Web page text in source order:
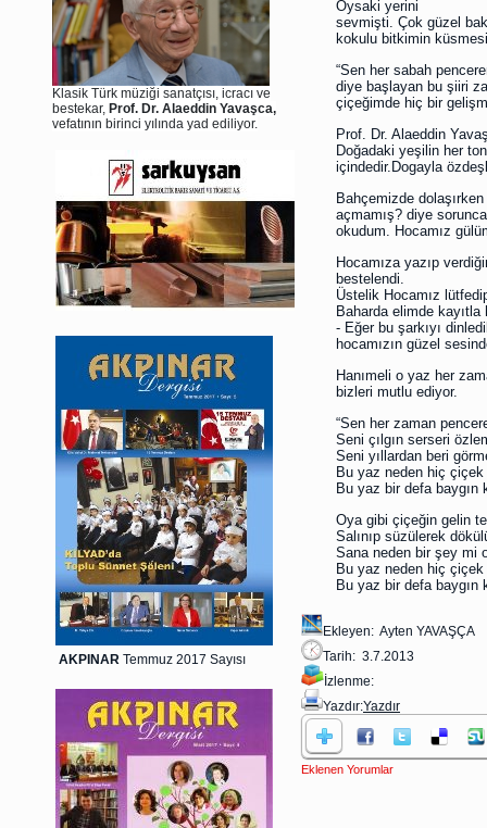
Klasik Türk müziği sanatçısı, icracı ve
bestekar, Prof. Dr. Alaeddin Yavaşca,
vefatının birinci yılında yad ediliyor.
AKPINAR Temmuz 2017 Sayısı
Oysaki yerini
sevmişti. Çok güzel
kokulu bitkimin
“Sen her sabah
diye başlayan bu şiiri
çiçeğimde hiç bir
Prof. Dr. Alaeddin
Doğadaki yeşilin her
içindedir.Dogayla
Bahçemizde
açmamış? diye
okudum. Hocamız
Hocamıza yazıp
bestelendi.
Üstelik Hocamız
Baharda elimde kayıtla
- Eğer bu şarkıyı
hocamızın güzel
Hanımeli o yaz her
bizleri mutlu ediyor.
“Sen her zaman
Seni çılgın serseri
Seni yıllardan beri
Bu yaz neden hiç çiçek
Bu yaz bir defa baygın
Oya gibi çiçeğin gelin
Salınıp süzülerek
Sana neden bir şey mi
Bu yaz neden hiç çiçek
Bu yaz bir defa baygın
Ekleyen: Ayten YAVAŞÇA
Tarih: 3.7.2013
İzlenme:
Yazdır:Yazdır
Eklenen Yorumlar